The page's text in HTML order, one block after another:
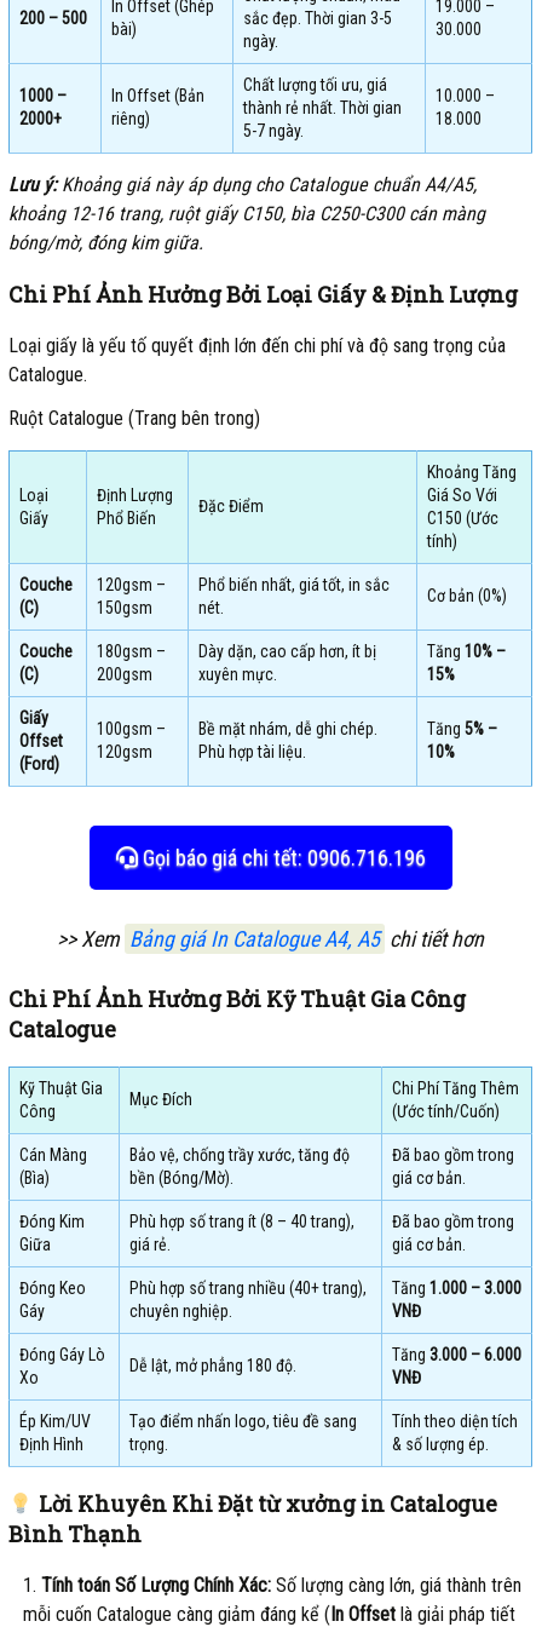
200 – 500
In Offset (Ghép
bài)
sắc đẹp. Thời gian 3-5
ngày.
19.000 –
30.000
1000 –
2000+
In Offset (Bản
riêng)
Chất lượng tối ưu, giá
thành rẻ nhất. Thời gian
5-7 ngày.
10.000 –
18.000
Lưu ý: Khoảng giá này áp dụng cho Catalogue chuẩn A4/A5,
khoảng 12-16 trang, ruột giấy C150, bìa C250-C300 cán màng
bóng/mờ, đóng kim giữa.
Chi Phí Ảnh Hưởng Bởi Loại Giấy & Định Lượng
Loại giấy là yếu tố quyết định lớn đến chi phí và độ sang trọng của
Catalogue.
Ruột Catalogue (Trang bên trong)
Loại
Giấy
Định Lượng
Phổ Biến
Đặc Điểm
Khoảng Tăng
Giá So Với
C150 (Ước
tính)
Couche
(C)
120gsm –
150gsm
Phổ biến nhất, giá tốt, in sắc
nét.
Cơ bản (0%)
Couche
(C)
180gsm –
200gsm
Dày dặn, cao cấp hơn, ít bị
xuyên mực.
Tăng10% –
15%
Giấy
Offset
(Ford)
100gsm –
120gsm
Bề mặt nhám, dễ ghi chép.
Phù hợp tài liệu.
Tăng5% –
10%
Gọi báo giá chi tết: 0906.716.196
>> Xem Bảng giá In Catalogue A4, A5 chi tiết hơn
Chi Phí Ảnh Hưởng Bởi Kỹ Thuật Gia Công
Catalogue
Kỹ Thuật Gia
Công
Mục Đích
Chi Phí Tăng Thêm
(Ước tính/Cuốn)
Cán Màng
(Bìa)
Bảo vệ, chống trầy xước, tăng độ
bền (Bóng/Mờ).
Đã bao gồm trong
giá cơ bản.
Đóng Kim
Giữa
Phù hợp số trang ít (8 – 40 trang),
giá rẻ.
Đã bao gồm trong
giá cơ bản.
Đóng Keo
Gáy
Phù hợp số trang nhiều (40+ trang),
chuyên nghiệp.
Tăng1.000 – 3.000
VNĐ
Đóng Gáy Lò
Xo
Dễ lật, mở phẳng 180 độ.
Tăng3.000 – 6.000
VNĐ
Ép Kim/UV
Định Hình
Tạo điểm nhấn logo, tiêu đề sang
trọng.
Tính theo diện tích
& số lượng ép.
Lời Khuyên Khi Đặt từ xưởng in Catalogue
Bình Thạnh
Tính toán Số Lượng Chính Xác: Số lượng càng lớn, giá thành trên
mỗi cuốn Catalogue càng giảm đáng kể (In Offset là giải pháp tiết